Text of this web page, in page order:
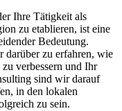
Ihre Tätigkeit als
zu etablieren, ist eine
Bedeutung.
darüber zu erfahren, wie
verbessern und Ihr
sind wir darauf
in den lokalen
zu sein.